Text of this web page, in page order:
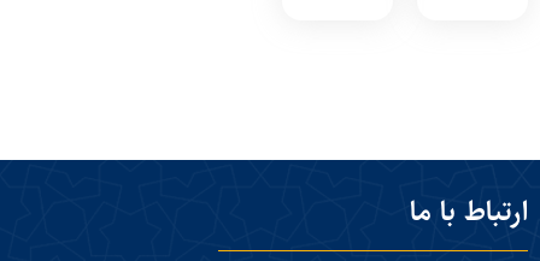
ارتباط با ما